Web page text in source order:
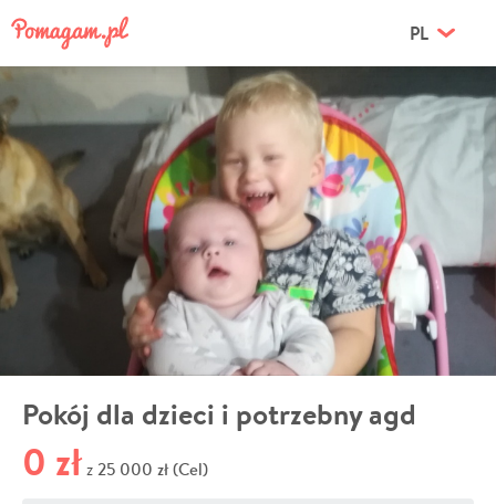
PL
Pokój dla dzieci i potrzebny agd
0 zł z 25 000 zł (Cel)